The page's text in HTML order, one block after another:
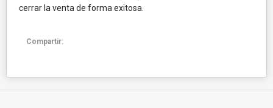
cerrar la venta de forma exitosa.
Compartir: